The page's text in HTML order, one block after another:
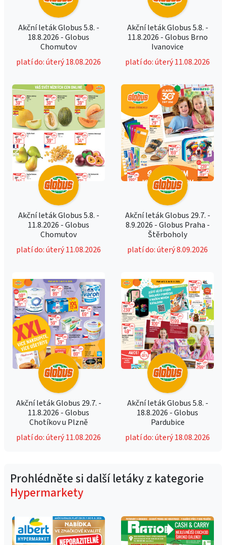
Akční leták Globus 5.8. -
18.8.2026 - Globus
Chomutov
platí do: úterý 18.08.2026
Akční leták Globus 5.8. -
11.8.2026 - Globus Brno
Ivanovice
platí do: úterý 11.08.2026
Akční leták Globus 5.8. -
11.8.2026 - Globus
Chomutov
platí do: úterý 11.08.2026
Akční leták Globus 29.7. -
8.9.2026 - Globus Praha -
Štěrboholy
platí do: úterý 8.09.2026
Akční leták Globus 29.7. -
11.8.2026 - Globus
Chotíkov u Plzně
platí do: úterý 11.08.2026
Akční leták Globus 5.8. -
18.8.2026 - Globus
Pardubice
platí do: úterý 18.08.2026
Prohlédněte si další letáky z kategorie
Hypermarkety